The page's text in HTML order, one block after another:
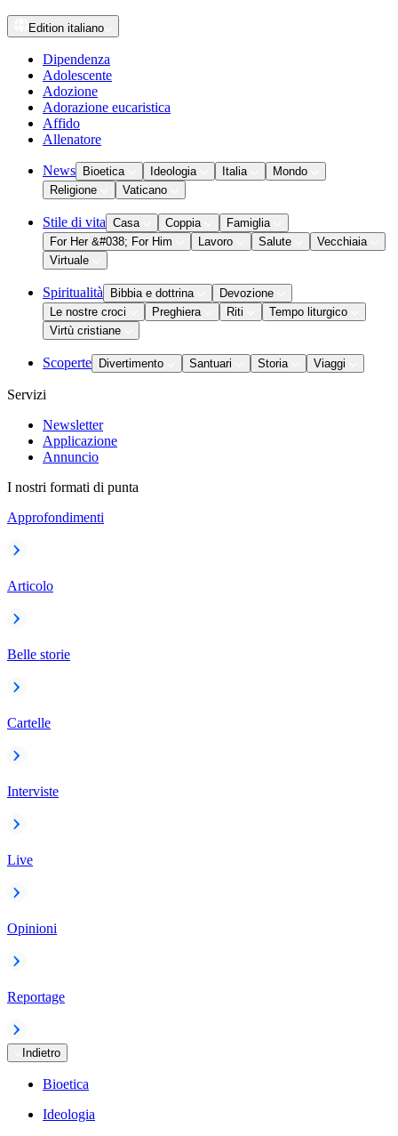
Edition italiano
Dipendenza
Adolescente
Adozione
Adorazione eucaristica
Affido
Allenatore
News Bioetica Ideologia Italia
Mondo
Religione
Vaticano
Stile di vita Casa Coppia
Famiglia
For Her &#038; For Him
Lavoro Salute
Vecchiaia
Virtuale
Spiritualità Bibbia e dottrina
Devozione
Le nostre croci
Preghiera Riti
Tempo liturgico
Virtù cristiane
Scoperte Divertimento Santuari Storia Viaggi
Servizi
Newsletter
Applicazione
Annuncio
I nostri formati di punta
Approfondimenti
Articolo
Belle storie
Cartelle
Interviste
Live
Opinioni
Reportage
Indietro
Bioetica
Ideologia